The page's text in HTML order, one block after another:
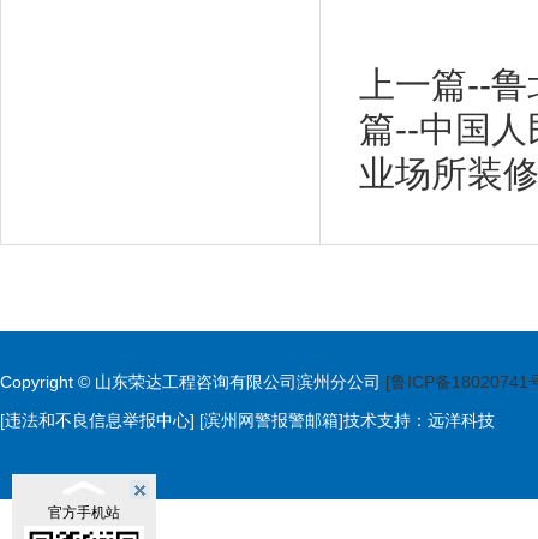
上一篇--
篇--中国
业场所装
Copyright © 山东荣达工程咨询有限公司滨州分公司 [鲁ICP备18020741
[违法和不良信息举报中心] [滨州网警报警邮箱]技术支持： 远洋科技
官方手机站